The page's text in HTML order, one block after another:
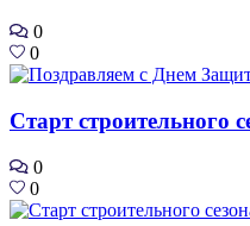
0
0
Старт строительного
0
0